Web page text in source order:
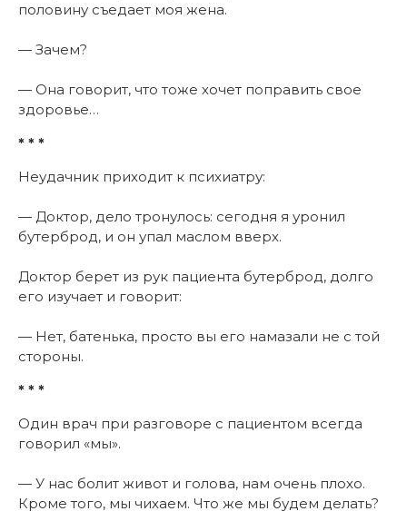
половину съедает моя жена.
— Зачем?
— Она говорит, что тоже хочет поправить свое
здоровье…
* * *
Неудачник приходит к психиатру:
— Доктор, дело тронулось: сегодня я уронил
бутерброд, и он упал маслом вверх.
Доктор берет из рук пациента бутерброд, долго
его изучает и говорит:
— Нет, батенька, просто вы его намазали не с той
стороны.
* * *
Один врач при разговоре с пациентом всегда
говорил «мы».
— У нас болит живот и голова, нам очень плохо.
Кроме того, мы чихаем. Что же мы будем делать?